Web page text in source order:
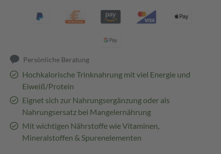
Persönliche Beratung
Hochkalorische Trinknahrung mit viel Energie und
Eiweiß/Protein
Eignet sich zur Nahrungsergänzung oder als
Nahrungsersatz bei Mangelernährung
Mit wichtigen Nährstoffe wie Vitaminen,
Mineralstoffen & Spurenelementen